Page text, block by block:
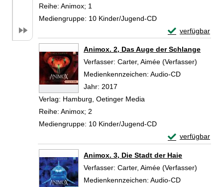
Reihe: Animox; 1
Mediengruppe: 10 Kinder/Jugend-CD
verfügbar
Exemplar-
Animox. 2, Das Auge der Schlange
Verfasser: Carter, Aimée (Verfasser)
Medienkennzeichen: Audio-CD
Jahr: 2017
Verlag: Hamburg, Oetinger Media
Reihe: Animox; 2
Mediengruppe: 10 Kinder/Jugend-CD
verfügbar
Exemplar-
Animox. 3, Die Stadt der Haie
Verfasser: Carter, Aimée (Verfasser)
Medienkennzeichen: Audio-CD